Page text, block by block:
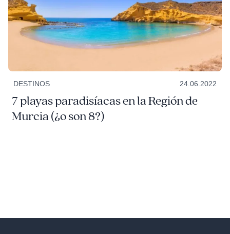
DESTINOS 24.06.2022
7 playas paradisíacas en la Región de
Murcia (¿o son 8?)